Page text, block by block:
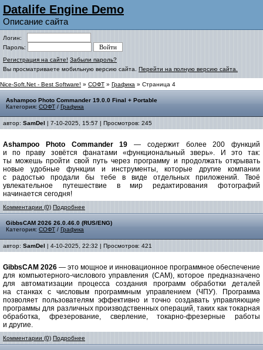
Datalife Engine Demo
Описание сайта
Логин:
Пароль:
Регистрация на сайте! Забыли пароль?
Вы просматриваете мобильную версию сайта. Перейти на полную версию сайта.
Nice-Soft.Net - Best Software! » СОФТ » Графика » Страница 4
Ashampoo Photo Commander 19.0.0 Final + Portable
Категория: СОФТ / Графика
автор: SamDel | 7-10-2025, 15:57 | Просмотров: 245
Ashampoo Photo Commander 19 — содержит более 200 функций
и по праву зовётся фанатами «функциональный зверь». И это так:
ты можешь пройти свой путь через программу и продолжать открывать
новые удобные функции и инструменты, которые другие компании
с радостью продали бы тебе в виде отдельных приложений. Твоё
увлекательное путешествие в мир редактирования фотографий
начинается сегодня!
Комментарии (0) Подробнее
GibbsCAM 2026 26.0.46.0 (RUS/ENG)
Категория: СОФТ / Графика
автор: SamDel | 4-10-2025, 22:32 | Просмотров: 421
GibbsCAM 2026 — это мощное и инновационное программное обеспечение
для компьютерного-числового управления (CAM), которое предназначено
для автоматизации процесса создания программ обработки деталей
на станках с числовым программным управлением (ЧПУ). Программа
позволяет пользователям эффективно и точно создавать управляющие
программы для различных производственных операций, таких как токарная
обработка, фрезерование, сверление, токарно-фрезерные работы
и другие.
Комментарии (0) Подробнее